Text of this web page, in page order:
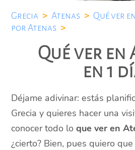
Grecia > Atenas > Qué ver
por Atenas >
Qué ver en
en 1
Déjame adivinar: estás
Grecia y quieres hacer una
conocer todo loque ver en
¿cierto? Bien, pues quiero